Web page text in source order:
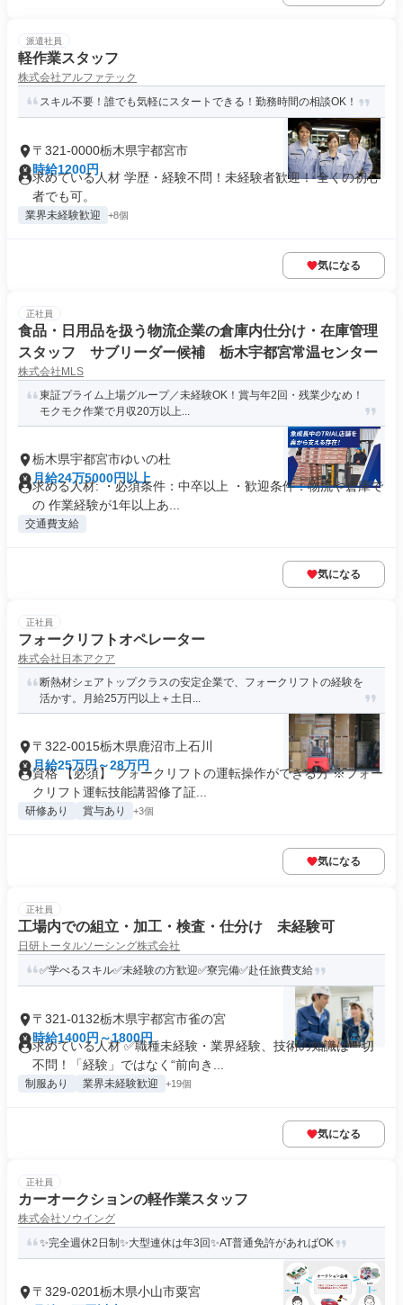
派遣社員
軽作業スタッフ
株式会社アルファテック
スキル不要！誰でも気軽にスタートできる！勤務時間の相談OK！
〒321-0000栃木県宇都宮市
時給1200円
求めている人材 学歴・経験不問！未経験者歓迎！ 全くの初心
者でも可。
業界未経験歓迎 +8個
気になる
正社員
食品・日用品を扱う物流企業の倉庫内仕分け・在庫管理
スタッフ サブリーダー候補 栃木宇都宮常温センター
株式会社MLS
東証プライム上場グループ／未経験OK！賞与年2回・残業少なめ！
モクモク作業で月収20万以上...
栃木県宇都宮市ゆいの杜
月給24万5000円以上
求める人材: ・必須条件：中卒以上 ・歓迎条件：物流や倉庫で
の 作業経験が1年以上あ...
交通費支給
気になる
正社員
フォークリフトオペレーター
株式会社日本アクア
断熱材シェアトップクラスの安定企業で、フォークリフトの経験を
活かす。月給25万円以上＋土日...
〒322-0015栃木県鹿沼市上石川
月給25万円～28万円
資格 【必須】 フォークリフトの運転操作ができる方 ※フォー
クリフト運転技能講習修了証...
研修あり 賞与あり +3個
気になる
正社員
工場内での組立・加工・検査・仕分け 未経験可
日研トータルソーシング株式会社
✅学べるスキル✅未経験の方歓迎✅寮完備✅赴任旅費支給
〒321-0132栃木県宇都宮市雀の宮
時給1400円～1800円
求めている人材 ✅職種未経験・業界経験、技術の知識は一切
不問！「経験」ではなく“前向き...
制服あり 業界未経験歓迎 +19個
気になる
正社員
カーオークションの軽作業スタッフ
株式会社ソウイング
✨完全週休2日制✨大型連休は年3回✨AT普通免許があればOK
〒329-0201栃木県小山市粟宮